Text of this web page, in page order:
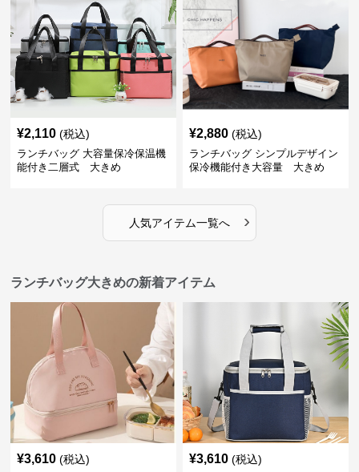
¥2,110 (税込)
ランチバッグ 大容量保冷保温機
能付き二層式 大きめ
¥2,880 (税込)
ランチバッグ シンプルデザイン
保冷機能付き大容量 大きめ
人気アイテム一覧へ ›
ランチバッグ大きめの新着アイテム
¥3,610 (税込) ¥3,610 (税込)